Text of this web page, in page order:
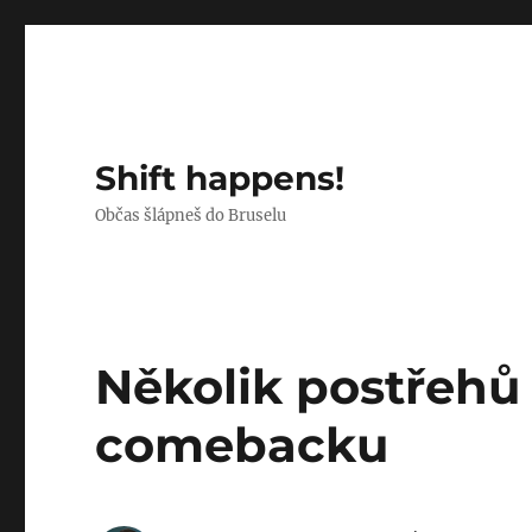
Shift happens!
Občas šlápneš do Bruselu
Několik
comebacku